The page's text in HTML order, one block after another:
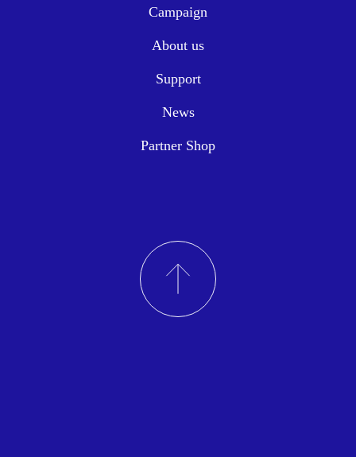
Campaign
About us
Support
News
Partner Shop